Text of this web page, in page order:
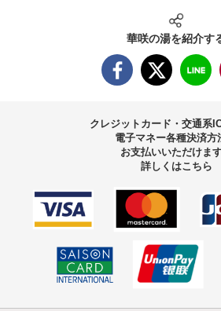
華咲の湯を紹介す
クレジットカード・交通系
電子マネー各種決済方
お支払いいただけます
詳しくはこちら